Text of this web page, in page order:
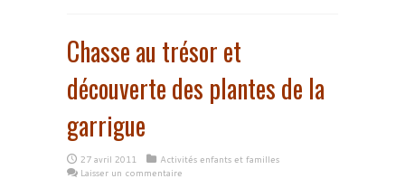
Chasse au trésor et
découverte des plantes de la
garrigue
27 avril 2011
Activités enfants et familles
Laisser un commentaire